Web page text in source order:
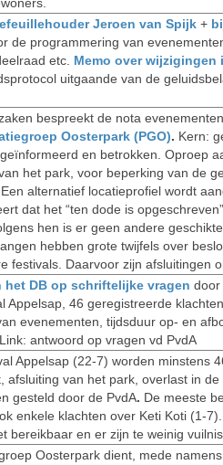
Jeroen van Spijk +
de programmering van
etc. Memo over wijzigingen
uitgaande van de
bespreekt de nota
Oosterpark (PGO). Kern:
en betrokken. Oproep
het park, voor beperking van de
alternatief locatieprofiel wordt
dat het “ten dode is
hen is er geen andere
hebben grote twijfels over
festivals. Daarvoor zijn afsluitingen
het DB op schriftelijke vragen door
Appelsap, 46 geregistreerde
evenementen, tijdsduur op- en
antwoord op vragen vd PvdA
Appelsap (22-7) worden minstens
afsluiting van het park, overlast in
gesteld door de PvdA. De meeste
enkele klachten over Keti Koti (1-
bereikbaar en er zijn te weinig
Oosterpark dient, mede